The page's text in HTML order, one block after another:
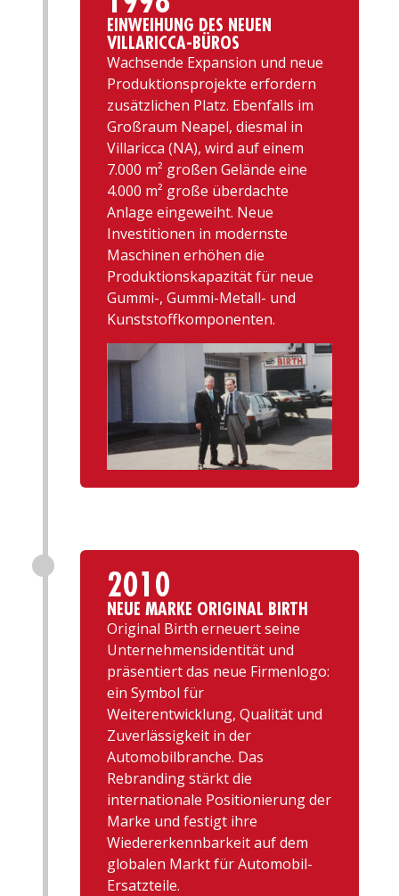
EINWEIHUNG DES NEUEN
VILLARICCA-BÜROS
Wachsende Expansion und neue
Produktionsprojekte erfordern
zusätzlichen Platz. Ebenfalls im
Großraum Neapel, diesmal in
Villaricca (NA), wird auf einem
7.000 m² großen Gelände eine
4.000 m² große überdachte
Anlage eingeweiht. Neue
Investitionen in modernste
Maschinen erhöhen die
Produktionskapazität für neue
Gummi-, Gummi-Metall- und
Kunststoffkomponenten.
2010
NEUE MARKE ORIGINAL BIRTH
Original Birth erneuert seine
Unternehmensidentität und
präsentiert das neue Firmenlogo:
ein Symbol für
Weiterentwicklung, Qualität und
Zuverlässigkeit in der
Automobilbranche. Das
Rebranding stärkt die
internationale Positionierung der
Marke und festigt ihre
Wiedererkennbarkeit auf dem
globalen Markt für Automobil-
Ersatzteile.